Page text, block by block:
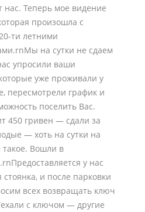
нас. Теперь мое видение
произошла с
ти летними
на сутки не сдаем
упросили ваши
уже проживали у
пересмотрели график и
поселить Вас.
450 гривен — сдали за
— хоть на сутки на
такое. Вошли в
у нас
стоянка, и после парковки
всех возвращать ключ
с ключом — другие